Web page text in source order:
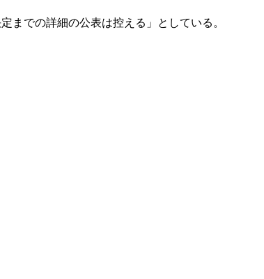
までの詳細の公表は控える」としている。